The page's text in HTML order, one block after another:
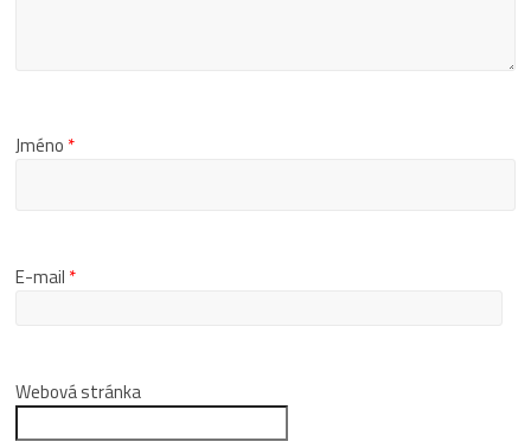
Jméno *
E-mail *
Webová stránka